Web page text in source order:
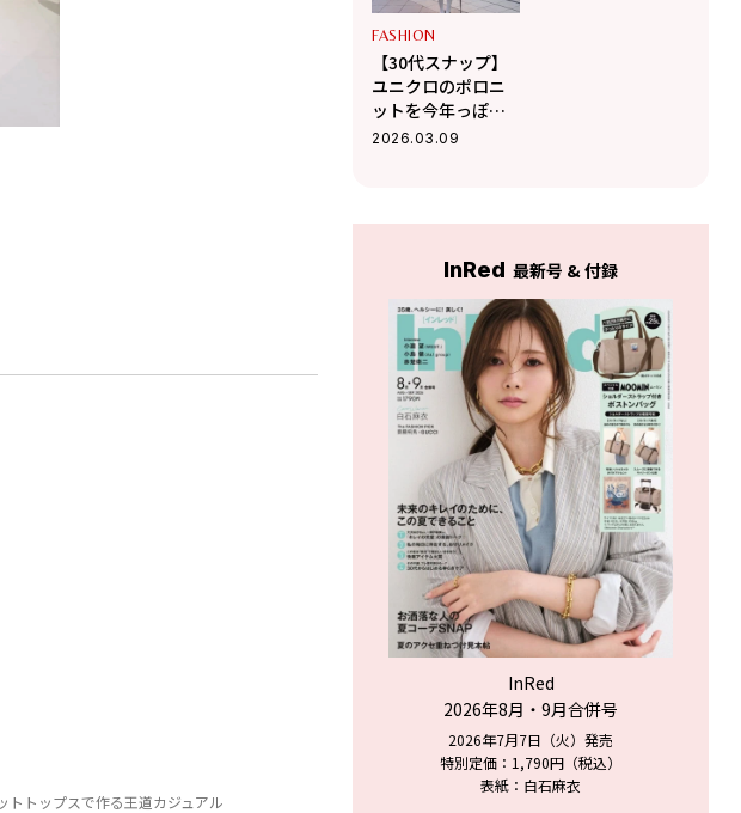
トトップスで作る王道カジュアル
FASHION
【30代スナップ】
ユニクロのポロニ
ットを今年っぽく
アレンジ！ 品よく
2026.03.09
InRed 最新号 & 付録
InRed
2026年8月・9月合併号
2026年7月7日（火）発売
特別定価：1,790円（税込）
表紙：白石麻衣